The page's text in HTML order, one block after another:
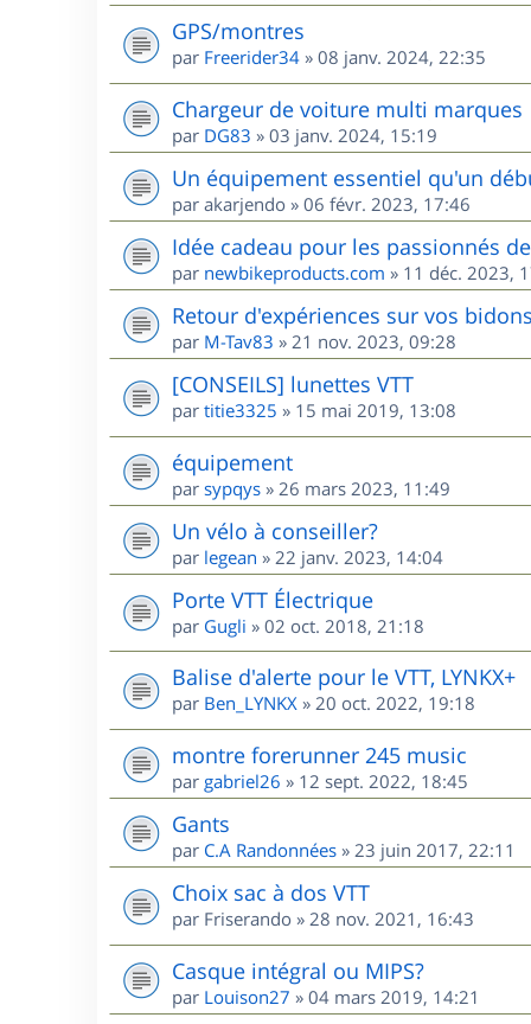
GPS/montres
par Freerider34 » 08 janv. 2024, 22:35
Chargeur de voiture multi marques
par DG83 » 03 janv. 2024, 15:19
Un équipement essentiel qu'un
par akarjendo » 06 févr. 2023, 17:46
Idée cadeau pour les passionnés de
par newbikeproducts.com » 11 déc. 2023,
Retour d'expériences sur vos
par M-Tav83 » 21 nov. 2023, 09:28
[CONSEILS] lunettes VTT
par titie3325 » 15 mai 2019, 13:08
équipement
par sypqys » 26 mars 2023, 11:49
Un vélo à conseiller?
par legean » 22 janv. 2023, 14:04
Porte VTT Électrique
par Gugli » 02 oct. 2018, 21:18
Balise d'alerte pour le VTT, LYNKX+
par Ben_LYNKX » 20 oct. 2022, 19:18
montre forerunner 245 music
par gabriel26 » 12 sept. 2022, 18:45
Gants
par C.A Randonnées » 23 juin 2017, 22:11
Choix sac à dos VTT
par Friserando » 28 nov. 2021, 16:43
Casque intégral ou MIPS?
par Louison27 » 04 mars 2019, 14:21